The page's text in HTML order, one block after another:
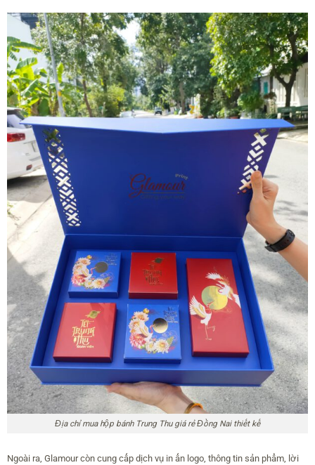
Địa chỉ mua hộp bánh Trung Thu giá rẻ Đồng Nai thiết kế
Ngoài ra, Glamour còn cung cấp dịch vụ in ấn logo, thông tin sản phẩm, lời